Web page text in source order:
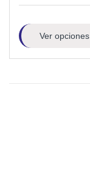
Ver opciones